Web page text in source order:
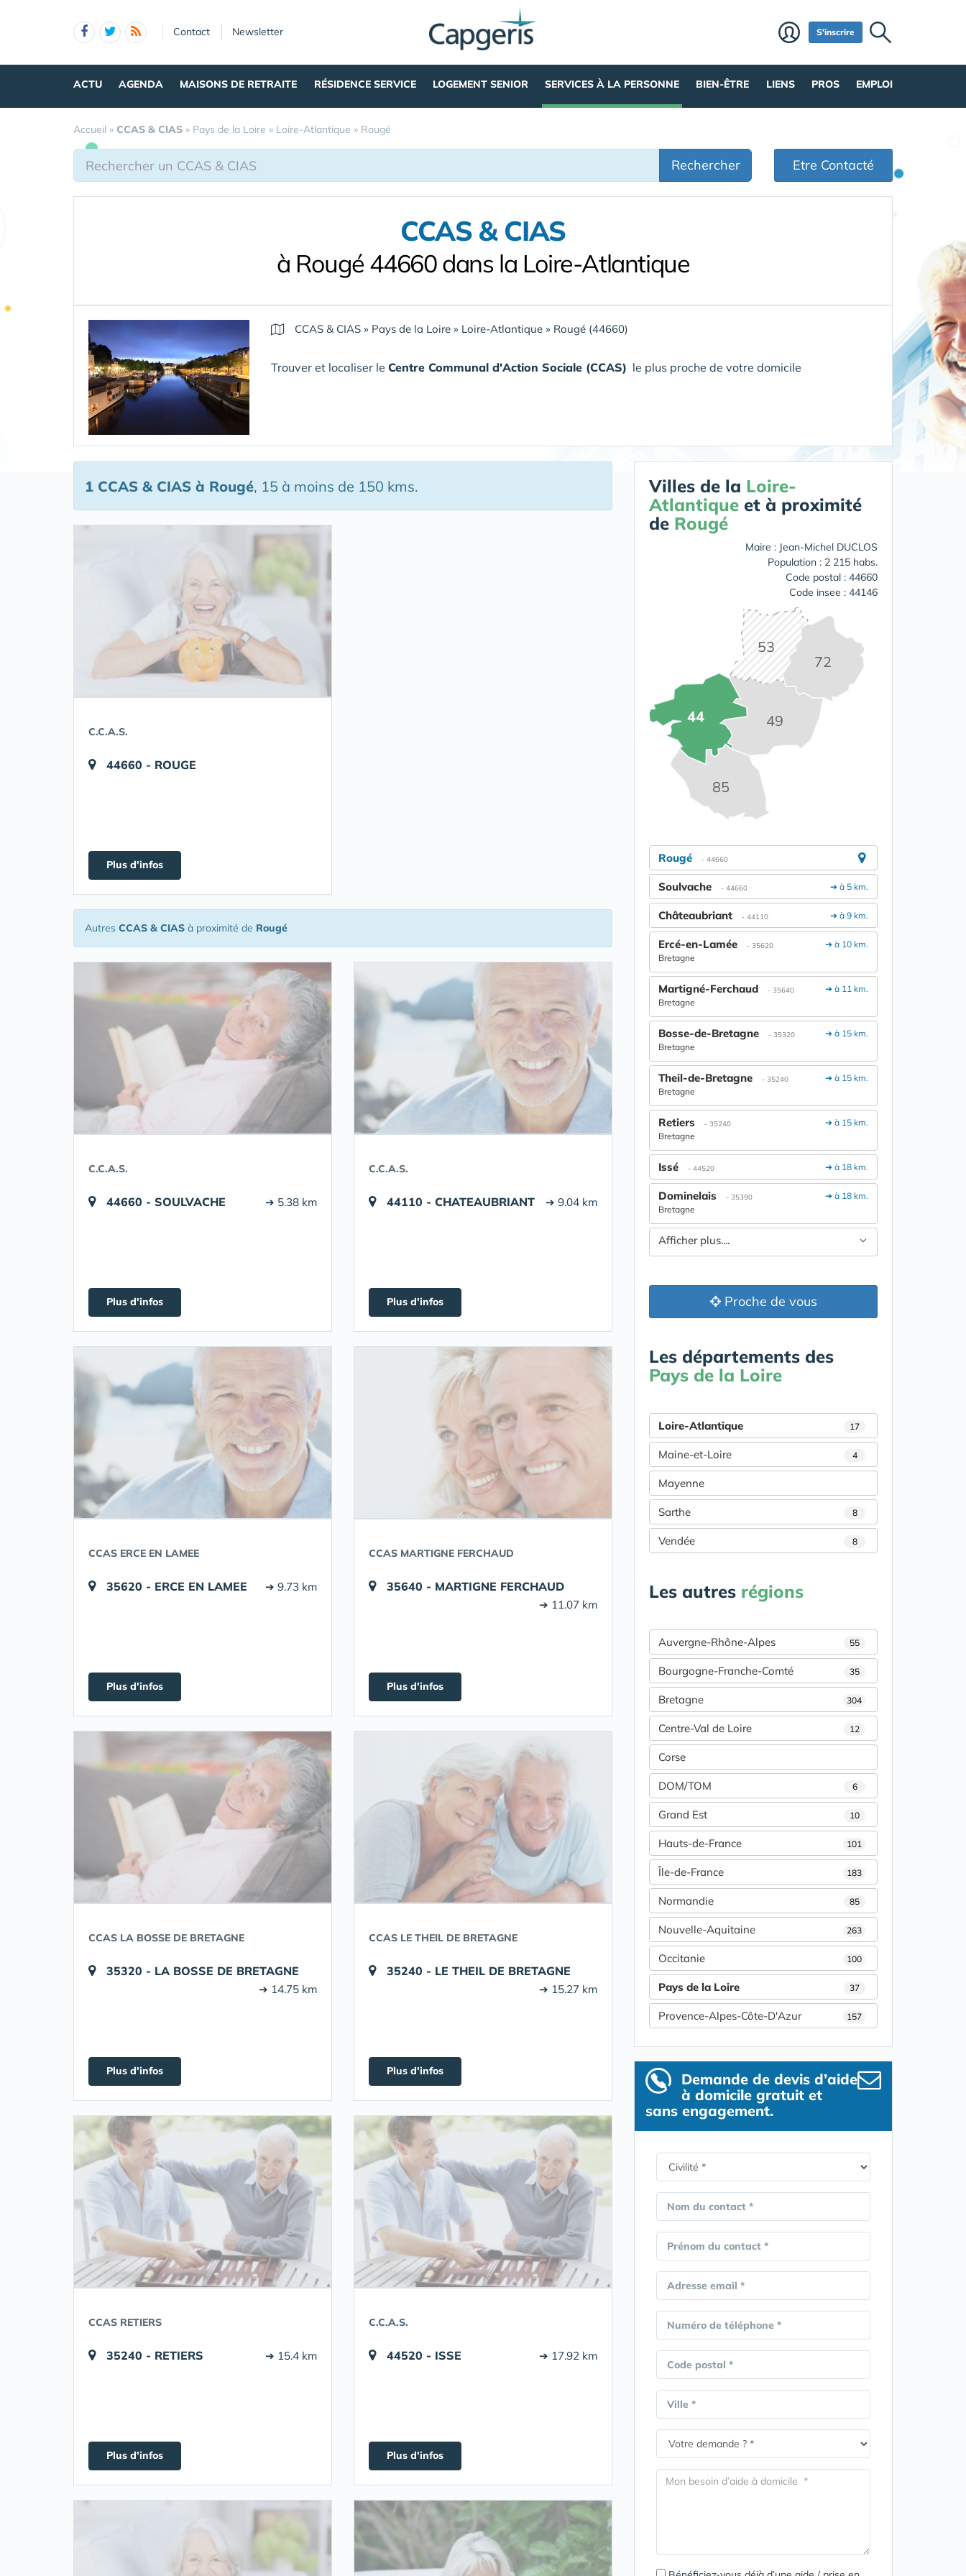
Contact Newsletter S'inscrire
ACTU AGENDA MAISONS DE RETRAITE RÉSIDENCE SERVICE LOGEMENT SENIOR SERVICES À LA PERSONNE BIEN-ÊTRE LIENS PROS EMPLOI
Accueil » CCAS & CIAS » Pays de la Loire » Loire-Atlantique » Rougé
Rechercher Etre Contacté
CCAS & CIAS
à Rougé 44660 dans la Loire-Atlantique
CCAS & CIAS » Pays de la Loire » Loire-Atlantique » Rougé (44660)
Trouver et localiser le Centre Communal d'Action Sociale (CCAS) le plus proche de votre domicile
1 CCAS & CIAS à Rougé, 15 à moins de 150 kms.
C.C.A.S.
44660 - ROUGE
Plus d'infos
Autres CCAS & CIAS à proximité de Rougé
C.C.A.S.
44660 - SOULVACHE ➔ 5.38 km
Plus d'infos
C.C.A.S.
44110 - CHATEAUBRIANT ➔ 9.04 km
Plus d'infos
CCAS ERCE EN LAMEE
35620 - ERCE EN LAMEE ➔ 9.73 km
Plus d'infos
CCAS MARTIGNE FERCHAUD
35640 - MARTIGNE FERCHAUD
➔ 11.07 km
Plus d'infos
CCAS LA BOSSE DE BRETAGNE
35320 - LA BOSSE DE BRETAGNE
➔ 14.75 km
Plus d'infos
CCAS LE THEIL DE BRETAGNE
35240 - LE THEIL DE BRETAGNE
➔ 15.27 km
Plus d'infos
CCAS RETIERS
35240 - RETIERS ➔ 15.4 km
Plus d'infos
C.C.A.S.
44520 - ISSE ➔ 17.92 km
Plus d'infos
Villes de la Loire-
Atlantique et à proximité
de Rougé
Maire : Jean-Michel DUCLOS
Population : 2 215 habs.
Code postal : 44660
Code insee : 44146
44 49
53
72
85
Rougé - 44660
➔ à 5 km.
Soulvache - 44660
➔ à 9 km.
Châteaubriant - 44110
➔ à 10 km.
Ercé-en-Lamée - 35620
Bretagne
➔ à 11 km.
Martigné-Ferchaud - 35640
Bretagne
➔ à 15 km.
Bosse-de-Bretagne - 35320
Bretagne
➔ à 15 km.
Theil-de-Bretagne - 35240
Bretagne
➔ à 15 km.
Retiers - 35240
Bretagne
➔ à 18 km.
Issé - 44520
➔ à 18 km.
Dominelais - 35390
Bretagne
Afficher plus....
Proche de vous
Les départements des
Pays de la Loire
Loire-Atlantique 17
Maine-et-Loire 4
Mayenne
Sarthe 8
Vendée 8
Les autres régions
Auvergne-Rhône-Alpes 55
Bourgogne-Franche-Comté 35
Bretagne 304
Centre-Val de Loire 12
Corse
DOM/TOM 6
Grand Est 10
Hauts-de-France 101
Île-de-France 183
Normandie 85
Nouvelle-Aquitaine 263
Occitanie 100
Pays de la Loire 37
Provence-Alpes-Côte-D'Azur 157
Demande de devis d’aide
à domicile gratuit et
sans engagement.
Nom du contact *
Prénom du contact *
Adresse email *
Numéro de téléphone *
Code postal *
Ville *